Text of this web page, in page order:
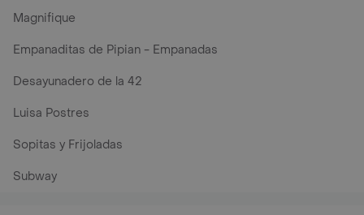
Magnifique
Empanaditas de Pipian - Empanadas
Desayunadero de la 42
Luisa Postres
Sopitas y Frijoladas
Subway